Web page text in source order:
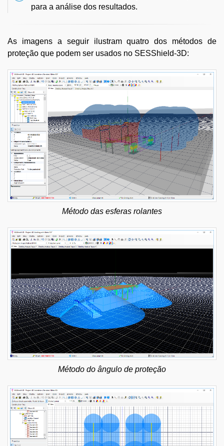
para a análise dos resultados.
As imagens a seguir ilustram quatro dos métodos de
proteção que podem ser usados no SESShield-3D:
Método das esferas rolantes
Método do ângulo de proteção